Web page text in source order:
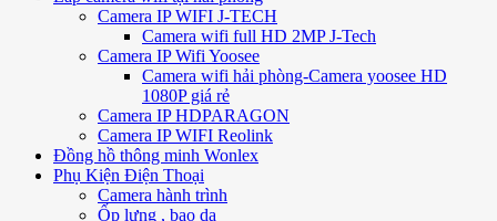
Camera IP WIFI J-TECH
Camera wifi full HD 2MP J-Tech
Camera IP Wifi Yoosee
Camera wifi hải phòng-Camera yoosee HD
1080P giá rẻ
Camera IP HDPARAGON
Camera IP WIFI Reolink
Đồng hồ thông minh Wonlex
Phụ Kiện Điện Thoại
Camera hành trình
Ốp lưng , bao da